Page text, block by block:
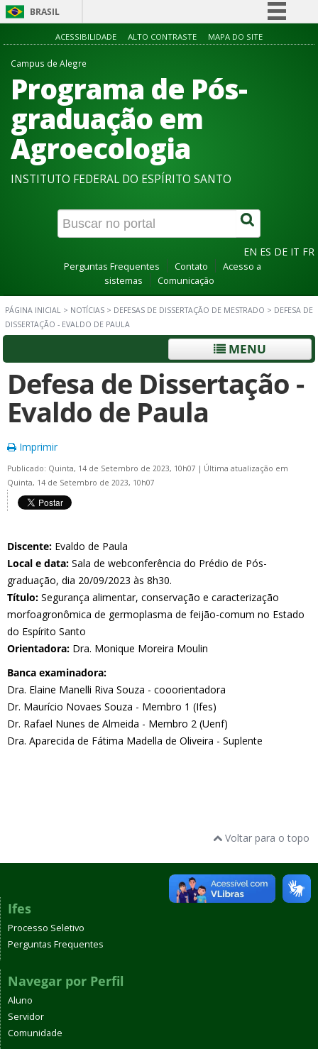
BRASIL
Simplifique!
Participe
Acesso à informação
ACESSIBILIDADE ALTO CONTRASTE MAPA DO SITE
Campus de Alegre
Programa de Pós-
graduação em
Agroecologia
INSTITUTO FEDERAL DO ESPÍRITO SANTO
EN ES DE IT FR
Perguntas Frequentes Contato
Acesso a
sistemas
Comunicação
PÁGINA INICIAL > NOTÍCIAS > DEFESAS DE DISSERTAÇÃO DE MESTRADO > DEFESA DE
DISSERTAÇÃO - EVALDO DE PAULA
MENU
Defesa de Dissertação -
Evaldo de Paula
Imprimir
Publicado: Quinta, 14 de Setembro de 2023, 10h07 | Última atualização em
Quinta, 14 de Setembro de 2023, 10h07
Discente: Evaldo de Paula
Local e data: Sala de webconferência do Prédio de Pós-
graduação, dia 20/09/2023 às 8h30.
Título: Segurança alimentar, conservação e caracterização
morfoagronômica de germoplasma de feijão-comum no Estado
do Espírito Santo
Orientadora: Dra. Monique Moreira Moulin
Banca examinadora:
Dra. Elaine Manelli Riva Souza - cooorientadora
Dr. Maurício Novaes Souza - Membro 1 (Ifes)
Dr. Rafael Nunes de Almeida - Membro 2 (Uenf)
Dra. Aparecida de Fátima Madella de Oliveira - Suplente
Voltar para o topo
Ifes
Processo Seletivo
Perguntas Frequentes
Navegar por Perfil
Aluno
Servidor
Comunidade